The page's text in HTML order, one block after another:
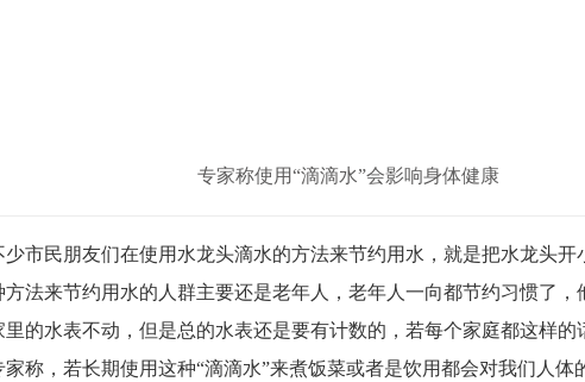
专家称使用“滴滴水”会影响身体健康
市民朋友们在使用水龙头滴水的方法来节约用水，就是把水龙头
法来节约用水的人群主要还是老年人，老年人一向都节约习惯了
的水表不动，但是总的水表还是要有计数的，若每个家庭都这样
称，若长期使用这种“滴滴水”来煮饭菜或者是饮用都会对我们人